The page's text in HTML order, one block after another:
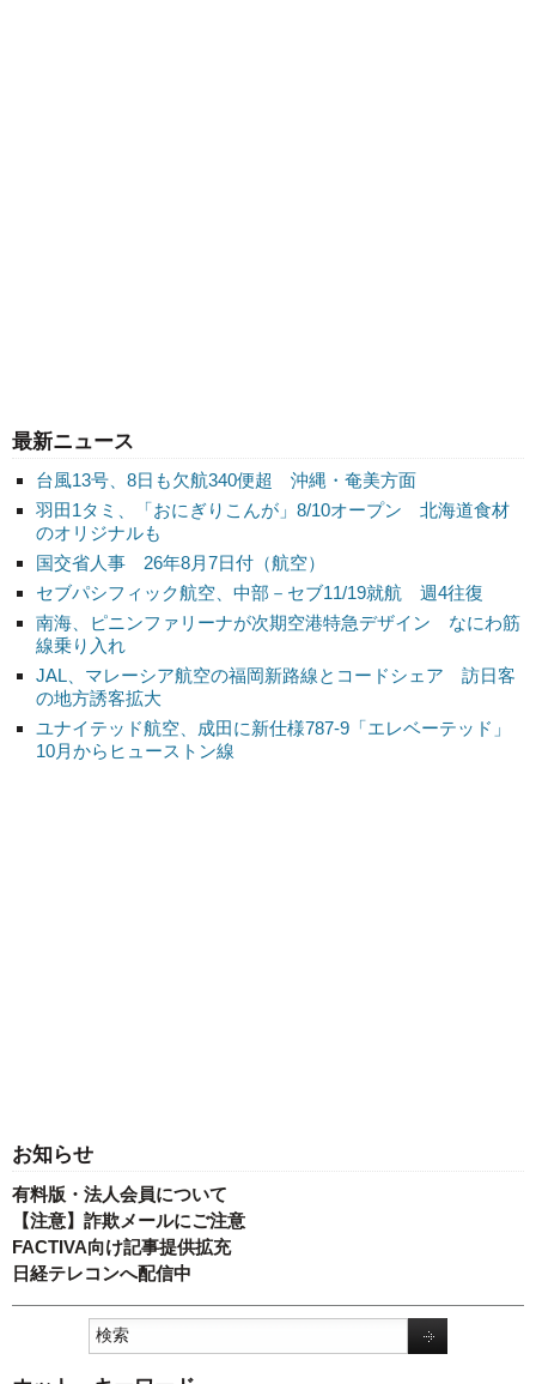
最新ニュース
台風13号、8日も欠航340便超 沖縄・奄美方面
羽田1タミ、「おにぎりこんが」8/10オープン 北海道食材
のオリジナルも
国交省人事 26年8月7日付（航空）
セブパシフィック航空、中部－セブ11/19就航 週4往復
南海、ピニンファリーナが次期空港特急デザイン なにわ筋
線乗り入れ
JAL、マレーシア航空の福岡新路線とコードシェア 訪日客
の地方誘客拡大
ユナイテッド航空、成田に新仕様787-9「エレベーテッド」
10月からヒューストン線
お知らせ
有料版・法人会員について
【注意】詐欺メールにご注意
FACTIVA向け記事提供拡充
日経テレコンへ配信中